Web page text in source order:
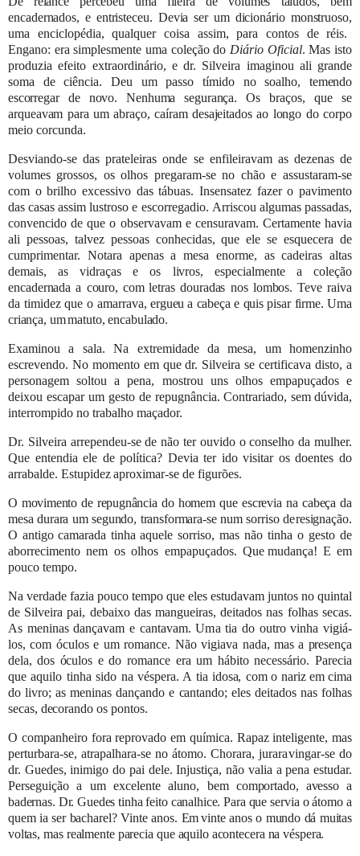
encadernados, e entristeceu. Devia ser um dicionário monstruoso,
uma enciclopédia, qualquer coisa assim, para contos de réis.
Engano: era simplesmente uma coleção do Diário Oficial. Mas isto
produzia efeito extraordinário, e dr. Silveira imaginou ali grande
soma de ciência. Deu um passo tímido no soalho,
temendo
escorregar de novo. Nenhuma segurança.Os braços, que se
arqueavam para um abraço, caíram desajeitados ao longo do corpo
meio corcunda.
Desviando-se das prateleiras onde se enfileiravam as dezenas de
volumes grossos, os olhos pregaram-se no chão e assustaram-se
com o brilho excessivo das tábuas. Insensatez fazer o pavimento
das casas assim lustroso e escorregadio. Arriscou algumas passadas,
convencido de que o observavam e censuravam. Certamente havia
ali pessoas, talvez pessoas conhecidas, que ele se esquecera de
cumprimentar. Notara apenas a mesa enorme, as cadeiras altas
demais, as vidraças e os
livros, especialmente a
coleção
encadernada a couro, com letras douradas nos lombos. Teve raiva
da timidez que o amarrava,ergueu a cabeça e quis pisar firme. Uma
criança, ummatuto, encabulado.
Examinou a sala. Na extremidade da mesa, um homenzinho
escrevendo. No momento em que dr. Silveira se certificava disto, a
personagem soltou a pena, mostrou uns olhos empapuçados e
deixou escapar um gesto de repugnância. Contrariado, sem dúvida,
interrompido no trabalho maçador.
Dr. Silveira arrependeu-se de não ter ouvido o conselho da mulher.
Que entendia ele de política? Devia ter ido visitar os doentes do
arrabalde. Estupidezaproximar-se de figurões.
O movimento de repugnância do homem que escrevia na cabeça da
mesa durara um segundo, transformara-se num sorriso deresignação.
O antigo camarada tinha aquele sorriso, mas não tinha o gesto de
aborrecimento nem os olhos empapuçados. Que mudança! E em
pouco tempo.
Na verdade fazia pouco tempo que eles estudavam juntos no quintal
de Silveira pai, debaixo das mangueiras, deitados nas folhas secas.
As meninas dançavam e cantavam. Uma tia do outro vinha vigiá-
los, com óculos e um romance. Não vigiava nada, mas a presença
dela, dos óculos e do romance era um hábito necessário. Parecia
que aquilo tinha sido na véspera. A tia idosa, com o nariz em cima
do livro; as meninas dançando e cantando; eles deitados nas folhas
secas, decorando os pontos.
O companheiro fora reprovado em química. Rapaz inteligente, mas
perturbara-se, atrapalhara-se no átomo. Chorara, juraravingar-se do
dr. Guedes, inimigo do pai dele. Injustiça, não valia a pena estudar.
Perseguição a um excelente aluno, bem comportado, avesso a
badernas. Dr. Guedes tinha feito canalhice. Para queservia o átomo a
quem ia ser bacharel? Vinte anos. Em vinte anos o mundo dá muitas
voltas, mas realmente parecia que aquilo acontecera na véspera.